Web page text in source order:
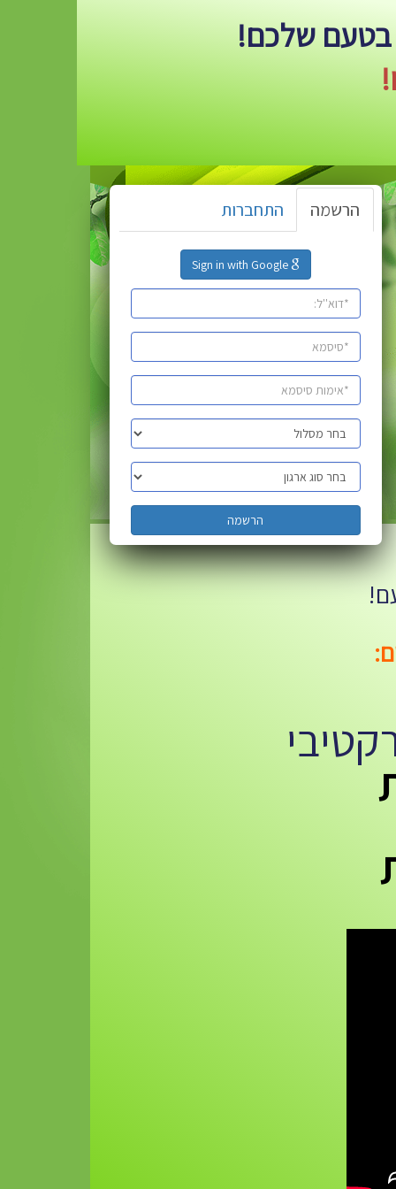
בטעם שלכם!
הרשמה התחברות
Sign in with Google
הרשמה